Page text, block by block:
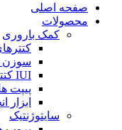
صفحه اصلی
محصولات
کمک باروری
سوزن
IUI کتترهای
پیپت
ابزار
سایتوژنتیک